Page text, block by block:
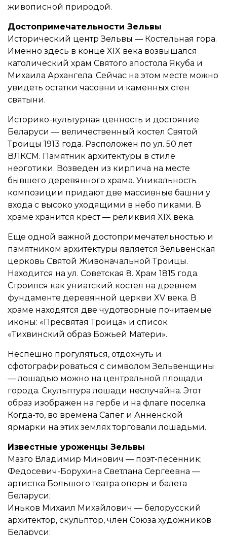
живописной природой.
Достопримечательности Зельвы
Исторический центр Зельвы — Костельная гора.
Именно здесь в конце XIX века возвышался
католический храм Святого апостола Якуба и
Михаила Архангела. Сейчас на этом месте можно
увидеть остатки часовни и каменных стен
святыни.
Историко-культурная ценность и достояние
Беларуси — величественный костел Святой
Троицы 1913 года. Расположен по ул. 50 лет
ВЛКСМ. Памятник архитектуры в стиле
неоготики. Возведен из кирпича на месте
бывшего деревянного храма. Уникальность
композиции придают две массивные башни у
входа с высоко уходящими в небо пиками. В
храме хранится крест — реликвия XIX века.
Еще одной важной достопримечательностью и
памятником архитектуры является Зельвенская
церковь Святой Живоначальной Троицы.
Находится на ул. Советская 8. Храм 1815 года.
Строился как униатский костел на древнем
фундаменте деревянной церкви XV века. В
храме находятся две чудотворные почитаемые
иконы: «Пресвятая Троица» и список
«Тихвинский образ Божьей Матери».
Неспешно прогуляться, отдохнуть и
сфотографироваться с символом Зельвенщины
— лошадью можно на центральной площади
города. Скульптура лошади неслучайна. Этот
образ изображен на гербе и на флаге поселка.
Когда-то, во времена Сапег и Анненской
ярмарки на этих землях торговали лошадьми.
Известные уроженцы Зельвы
Мазго Владимир Минович — поэт-песенник;
Федосевич-Борухина Светлана Сергеевна —
артистка Большого театра оперы и балета
Беларуси;
Иньков Михаил Михайлович — белорусский
архитектор, скульптор, член Союза художников
Беларуси;